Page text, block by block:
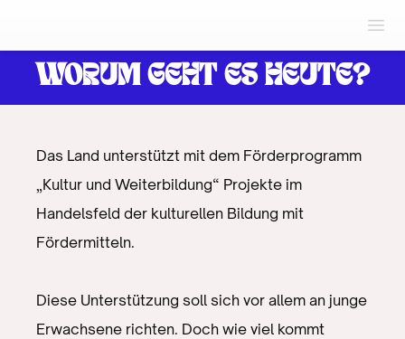
WORUM GEHT ES HEUTE?
Das Land unterstützt mit dem Förderprogramm
„Kultur und Weiterbildung“ Projekte im
Handelsfeld der kulturellen Bildung mit
Fördermitteln.
Diese Unterstützung soll sich vor allem an junge
Erwachsene richten. Doch wie viel kommt